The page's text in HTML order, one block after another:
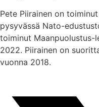
Pete Piirainen on
pysyvässä Nato-
toiminut Maanpuolustus-
2022. Piirainen on
vuonna 2018.